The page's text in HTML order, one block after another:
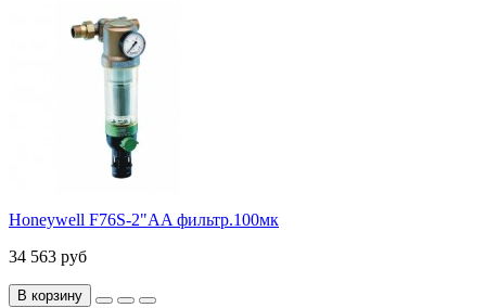
Honeywell F76S-2"AA фильтр.100мк
34 563 руб
В корзину